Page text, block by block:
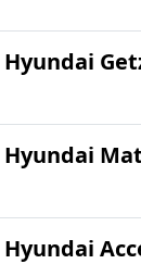
Hyundai
Hyundai
Hyundai